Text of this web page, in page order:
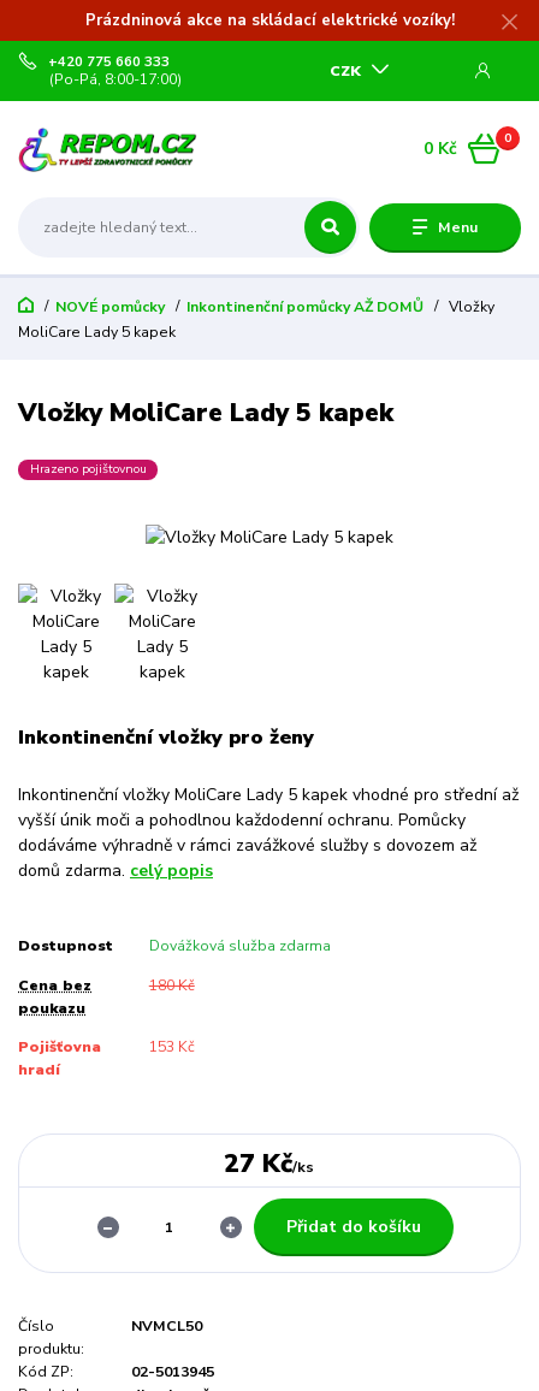
Prázdninová akce na skládací elektrické vozíky!
Menu
CZK
+420 775 660 333
(Po-Pá, 8:00-17:00)
0
0 Kč
NOVÉ pomůcky Inkontinenční pomůcky AŽ DOMŮ
Vložky
MoliCare Lady 5 kapek
Vložky MoliCare Lady 5 kapek
Hrazeno pojištovnou
Inkontinenční vložky pro ženy
Inkontinenční vložky MoliCare Lady 5 kapek vhodné pro střední až
vyšší únik moči a pohodlnou každodenní ochranu. Pomůcky
dodáváme výhradně v rámci zavážkové služby s dovozem až
domů zdarma. celý popis
Dostupnost Dovážková služba zdarma
Cena bez
poukazu
180 Kč
Pojišťovna
hradí
153 Kč
27 Kč/ks
Přidat do košíku
Číslo
produktu:
NVMCL50
Kód ZP:
02-5013945